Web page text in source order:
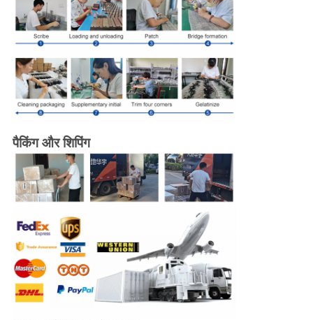
पैकिंग और शिपिंग